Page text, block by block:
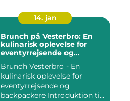
14. jan
Brunch på Vesterbro: En
kulinarisk oplevelse for
eventyrrejsende og
Brunch Vesterbro - En
kulinarisk oplevelse for
eventyrrejsende og
backpackere Introduktion til